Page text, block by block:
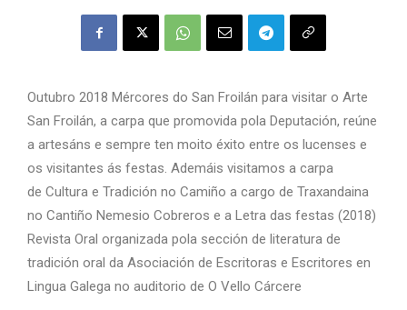
Outubro 2018 Mércores do San Froilán para visitar o Arte
San Froilán, a carpa que promovida pola Deputación, reúne
a artesáns e sempre ten moito éxito entre os lucenses e
os visitantes ás festas. Ademáis visitamos a carpa
de Cultura e Tradición no Camiño a cargo de Traxandaina
no Cantiño Nemesio Cobreros e a Letra das festas (2018)
Revista Oral organizada pola sección de literatura de
tradición oral da Asociación de Escritoras e Escritores en
Lingua Galega no auditorio de O Vello Cárcere